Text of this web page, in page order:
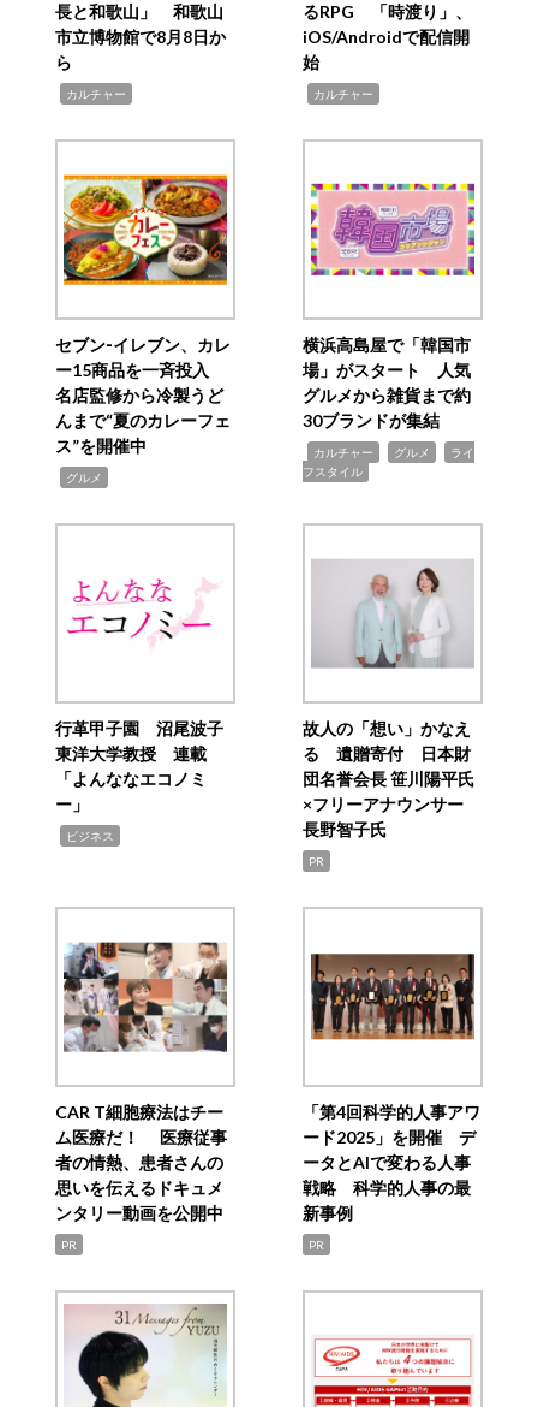
長と和歌山」 和歌山
市立博物館で8月8日か
ら
カルチャー
るRPG 「時渡り」、
iOS/Androidで配信開
始
カルチャー
セブン‐イレブン、カレ
ー15商品を一斉投入
名店監修から冷製うど
んまで“夏のカレーフェ
ス”を開催中
グルメ
横浜高島屋で「韓国市
場」がスタート 人気
グルメから雑貨まで約
30ブランドが集結
カルチャー グルメ
ライ
フスタイル
行革甲子園 沼尾波子
東洋大学教授 連載
「よんななエコノミ
ー」
ビジネス
故人の「想い」かなえ
る 遺贈寄付 日本財
団名誉会長 笹川陽平氏
×フリーアナウンサー
長野智子氏
PR
CAR T細胞療法はチー
ム医療だ！ 医療従事
者の情熱、患者さんの
思いを伝えるドキュメ
ンタリー動画を公開中
PR
「第4回科学的人事アワ
ード2025」を開催 デ
ータとAIで変わる人事
戦略 科学的人事の最
新事例
PR